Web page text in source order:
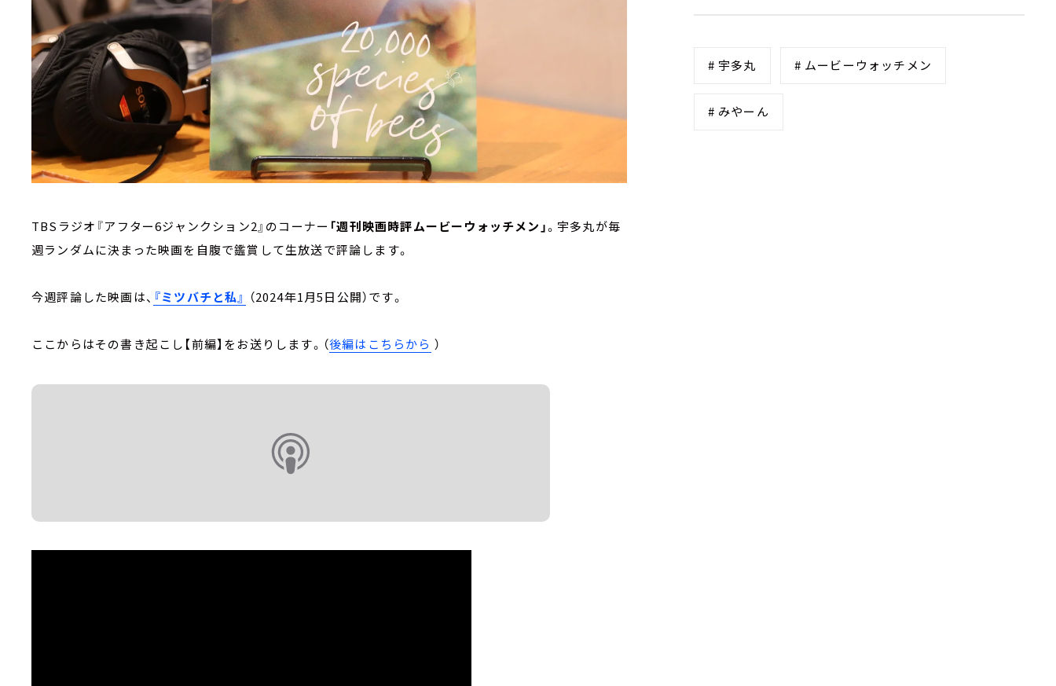
TBSラジオ『アフター6ジャンクション2』のコーナー 「週刊映画時評ムービーウォッチメン」。宇多丸が毎
週ランダムに決まった映画を自腹で鑑賞して生放送で評論します。
今週評論した映画は、 『ミツバチと私』 （2024年1月5日公開）です。
ここからはその書き起こし【前編】をお送りします。（後編はこちらから ）
# 宇多丸 # ムービーウォッチメン
# みやーん